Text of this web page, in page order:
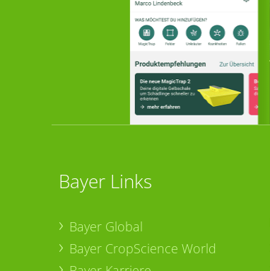
Bayer Links
Bayer Global
Bayer CropScience World